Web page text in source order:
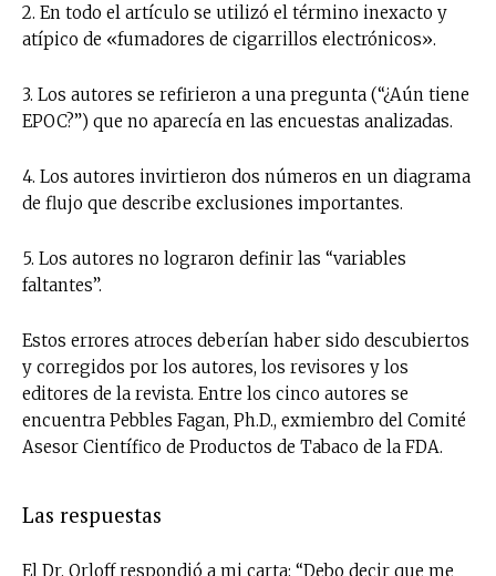
2. En todo el artículo se utilizó el término inexacto y
atípico de «fumadores de cigarrillos electrónicos».
3. Los autores se refirieron a una pregunta (“¿Aún tiene
EPOC?”) que no aparecía en las encuestas analizadas.
4. Los autores invirtieron dos números en un diagrama
de flujo que describe exclusiones importantes.
5. Los autores no lograron definir las “variables
faltantes”.
Estos errores atroces deberían haber sido descubiertos
y corregidos por los autores, los revisores y los
editores de la revista. Entre los cinco autores se
encuentra Pebbles Fagan, Ph.D., exmiembro del Comité
Asesor Científico de Productos de Tabaco de la FDA.
Las respuestas
El Dr. Orloff respondió a mi carta: “Debo decir que me